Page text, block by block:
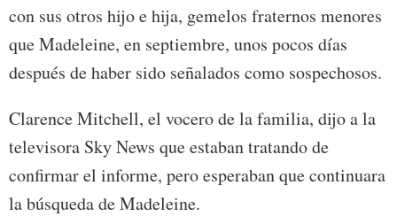
con sus otros hijo e hija, gemelos fraternos menores
que Madeleine, en septiembre, unos pocos días
después de haber sido señalados como sospechosos.
Clarence Mitchell, el vocero de la familia, dijo a la
televisora Sky News que estaban tratando de
confirmar el informe, pero esperaban que continuara
la búsqueda de Madeleine.